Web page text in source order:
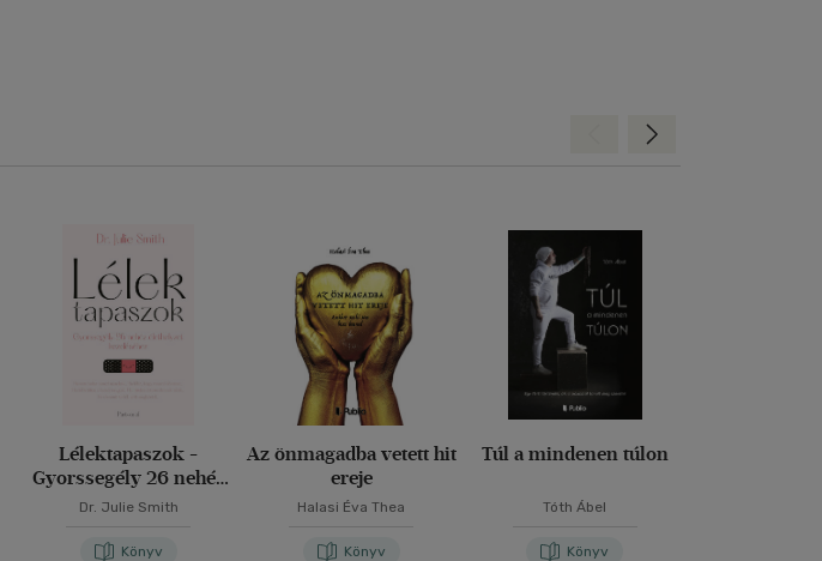
Lélektapaszok -
Gyorssegély 26 nehéz
élethelyzet kezeléséhez
Dr. Julie Smith
Könyv
Az önmagadba vetett hit
ereje
Halasi Éva Thea
Könyv
Túl a mindenen túlon
Tóth Ábel
Könyv
Előre